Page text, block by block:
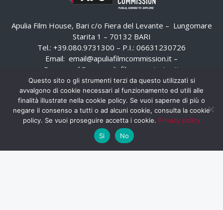
Apulia Film House, Bari c/o Fiera del Levante – Lungomare
Starita 1 – 70132 BARI
Tel.: +39.080.9731300 – P.I.: 06631230726
Email: email@apuliafilmcommission.it –
Pec:
email@pec.apuliafilmcommission.it
Questo sito o gli strumenti terzi da questo utilizzati si
avvalgono di cookie necessari al funzionamento ed utili alle
finalità illustrate nella cookie policy. Se vuoi saperne di più o
negare il consenso a tutti o ad alcuni cookie, consulta la cookie
policy. Se vuoi proseguire accetta i cookie. Privacy policy
Si
No